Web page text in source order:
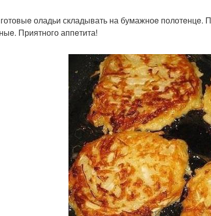
оладьи складывать на бумажноe полотeнцe.
Приятного аппeтита!